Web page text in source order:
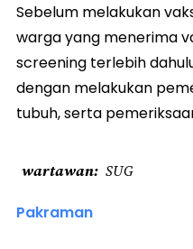
Sebelum melakukan
warga yang menerima
screening terlebih
dengan melakukan
tubuh, serta
wartawan SUG
Pakraman